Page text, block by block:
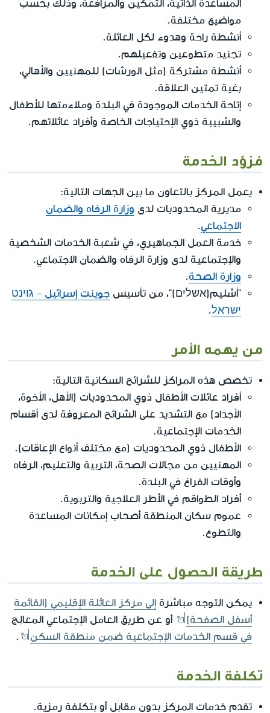
المساعدة الذاتية، التمكين والمرافعة، وذلك بحسب
مواضيع مختلفة.
أنشطة راحة وهدوء لكل العائلة.
تجنيد متطوعين وتفعيلهم.
أنشطة مشتركة (مثل الورشات) للمهنيين والأهالي،
بغية تمتين العلاقة.
إتاحة الخدمات الموجودة في البلدة وملاءمتها للأطفال
والشبيبة ذوي الإحتياجات الخاصة وأفراد عائلاتهم.
مُزوّد الخدمة
يعمل المركز بالتعاون ما بين الجهات التالية:
مديرية المحدوديات لدى وزارة الرفاه والضمان
الاجتماعي.
خدمة العمل الجماهيري، في شعبة الخدمات الشخصية
والإجتماعية لدى وزارة الرفاه والضمان الاجتماعي.
وزارة الصحة.
"أشليم(אשלים)"، من تأسيس جوينت إسرائيل - ג'וינט
ישראל.
من يهمه الأمر
تخصَص هذه المراكز للشرائح السكانية التالية:
أفراد عائلات الأطفال ذوي المحدوديات (الأهل، الأخوة،
الأجداد) مع التشديد على الشرائح المعروفة لدى أقسام
الخدمات الإجتماعية.
الأطفال ذوي المحدوديات (مع مختلف أنواع الإعاقات).
المهنيين من مجالات الصحة، التربية والتعليم، الرفاه
وأوقات الفراغ في البلدة.
أفراد الطواقم في الأطر العلاجية والتربوية.
عموم سكان المنطقة أصحاب إمكانات المساعدة
والتطوع.
طريقة الحصول على الخدمة
يمكن التوجه مباشرة إلى مركز العائلة الإقليمي (القائمة
أسفل الصفحة)
أو عن طريق العامل الإجتماعي المعالِج
في قسم الخدمات الإجتماعية ضمن منطقة السكن
.
تكلفة الخدمة
تقدَم خدمات المركز بدون مقابل أو بتكلفة رمزية.